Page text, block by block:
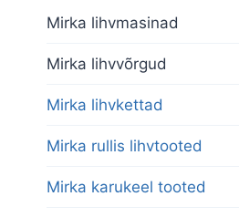
Mirka lihvmasinad
Mirka lihvvõrgud
Mirka lihvkettad
Mirka rullis lihvtooted
Mirka karukeel tooted